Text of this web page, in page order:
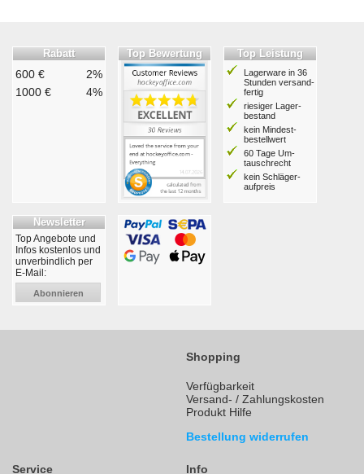
Rabatt
600 €
2%
1000 €
4%
Top Bewertung Top Leistung
Lagerware in 36
Stunden ver­sand­
fertig
riesiger Lager­
bestand
kein Mindest­
bestell­wert
60 Tage Um­
tausch­recht
kein Schläger­
aufpreis
Newsletter
Top Angebote und
Infos kostenlos und
unverbindlich per
E-Mail:
Abonnieren
Shopping
Verfügbarkeit
Versand- / Zahlungskosten
Produkt Hilfe
Bestellung widerrufen
Service Info